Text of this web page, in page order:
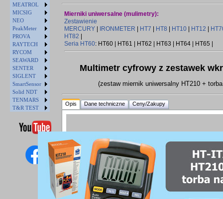
MEATROL
MICSIG
NEO
PeakMeter
PROVA
RAYTECH
RYCOM
SEAWARD
SENTER
SIGLENT
SmartSensor
Solid NDT
TENMARS
T&R TEST
Mierniki uniwersalne (mulimetry):
Zestawienie
MERCURY
IRONMETER HT7 HT8 HT10 HT12
HT82
Seria HT60: HT60 | HT61 | HT62 | HT63 | HT64 | HT65 |
Multimetr cyfrowy z zestawek
(zestaw miernik uniwersalny HT210 +
Opis Dane techniczne Ceny/Zakupy